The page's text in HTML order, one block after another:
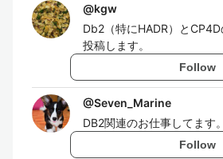
@kgw
Db2（特にHADR）と
投稿します。
Follow
@Seven_Marine
DB2関連のお仕事してます。
Follow